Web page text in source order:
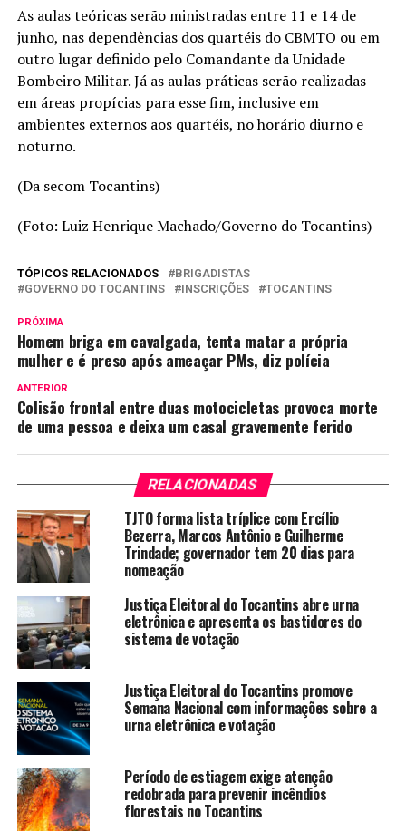
As aulas teóricas serão ministradas entre 11 e 14 de
junho, nas dependências dos quartéis do CBMTO ou em
outro lugar definido pelo Comandante da Unidade
Bombeiro Militar. Já as aulas práticas serão realizadas
em áreas propícias para esse fim, inclusive em
ambientes externos aos quartéis, no horário diurno e
noturno.
(Da secom Tocantins)
(Foto: Luiz Henrique Machado/Governo do Tocantins)
TÓPICOS RELACIONADOS
BRIGADISTAS
GOVERNO DO TOCANTINS
INSCRIÇÕES TOCANTINS
PRÓXIMA
Homem briga em cavalgada, tenta matar a própria
mulher e é preso após ameaçar PMs, diz polícia
ANTERIOR
Colisão frontal entre duas motocicletas provoca morte
de uma pessoa e deixa um casal gravemente ferido
RELACIONADAS
TJTO forma lista tríplice com Ercílio
Bezerra, Marcos Antônio e Guilherme
Trindade; governador tem 20 dias para
nomeação
Justiça Eleitoral do Tocantins abre urna
eletrônica e apresenta os bastidores do
sistema de votação
Justiça Eleitoral do Tocantins promove
Semana Nacional com informações sobre a
urna eletrônica e votação
Período de estiagem exige atenção
redobrada para prevenir incêndios
florestais no Tocantins